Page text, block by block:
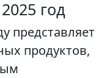
год
представляет
продуктов,